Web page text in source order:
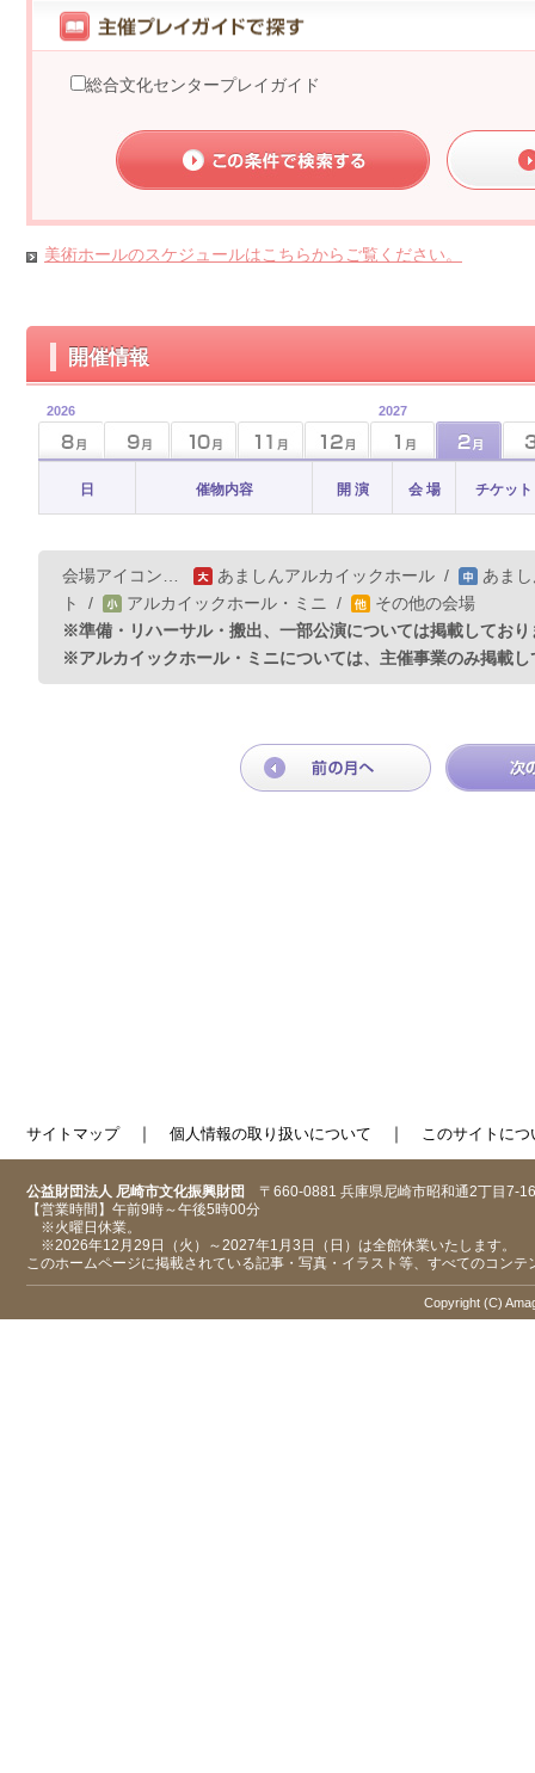
総合文化センタープレイガイド
美術ホールのスケジュールはこちらからご覧ください。
開催情報
2026 2027
日 催物内容 開 演 会 場 チケット
会場アイコン… あましんアルカイックホール /
あま
ト
/ アルカイックホール・ミニ /
その他の会場
※準備・リハーサル・搬出、一部公演については掲載しており
※アルカイックホール・ミニについては、主催事業のみ掲載し
サイトマップ｜ 個人情報の取り扱いについて ｜ このサイトにつ
公益財団法人 尼崎市文化振興財団 〒660-0881 兵庫県尼崎市昭和通2丁目7-16
【営業時間】午前9時～午後5時00分
※火曜日休業。
※2026年12月29日（火）～2027年1月3日（日）は全館休業いたします。
このホームページに掲載されている記事・写真・イラスト等、すべてのコン
Copyright (C)